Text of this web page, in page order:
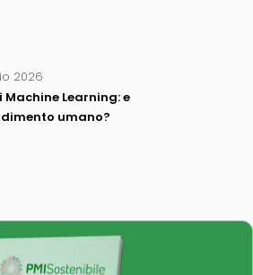
Machine Learning: e
umano?
2026